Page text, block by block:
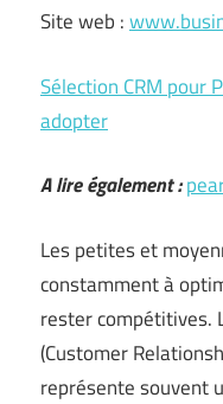
Site web :
Sélection CRM pour
adopter
A lire également :
Les petites et
constamment à
rester compétitives.
(Customer
représente souvent